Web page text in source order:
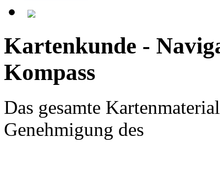
Kartenkunde -
Kompass
Das gesamte
Genehmigung des